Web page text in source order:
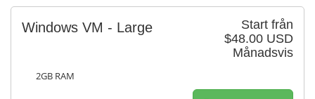
Start från
$48.00 USD
Månadsvis
Windows VM - Large
2GB RAM